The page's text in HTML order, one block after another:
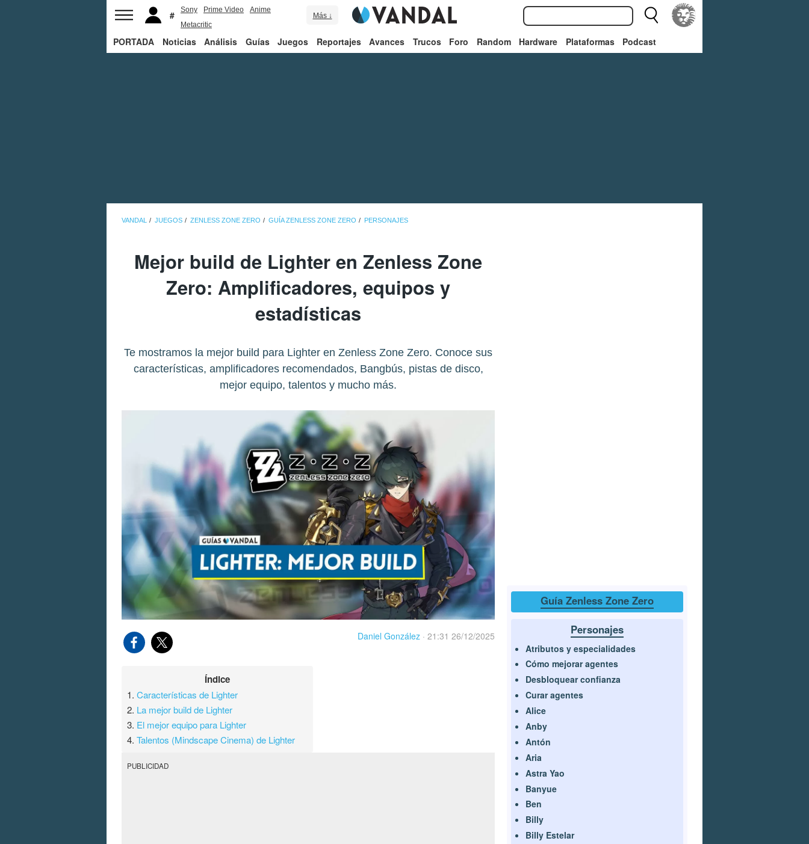
Sony Prime Video
Anime
Metacritic
Más ↓
PORTADA Noticias Análisis Guías Juegos Reportajes Avances Trucos Foro Random Hardware Plataformas Podcast
VANDAL JUEGOS ZENLESS ZONE ZERO GUÍA ZENLESS ZONE ZERO PERSONAJES
Mejor build de Lighter en Zenless Zone
Zero: Amplificadores, equipos y
estadísticas
Te mostramos la mejor build para Lighter en Zenless Zone Zero. Conoce sus
características, amplificadores recomendados, Bangbús, pistas de disco,
mejor equipo, talentos y mucho más.
Daniel González · 21:31 26/12/2025
Índice
1.Características de Lighter
2. La mejor build de Lighter
3. El mejor equipo para Lighter
4.Talentos (Mindscape Cinema) de Lighter
PUBLICIDAD
Guía Zenless Zone Zero
Personajes
Atributos y especialidades
Cómo mejorar agentes
Desbloquear confianza
Curar agentes
Alice
Anby
Antón
Aria
Astra Yao
Banyue
Ben
Billy
Billy Estelar